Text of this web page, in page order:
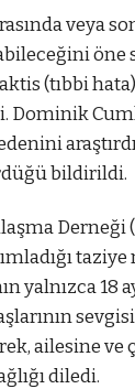
veya
(tıbbi
Dominik
bildirildi.
Derneği
taziye
yalnızca 18
ailesine ve
diledi.